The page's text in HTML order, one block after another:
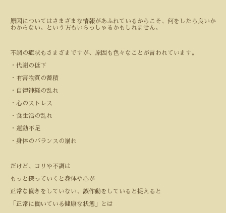
原因についてはさまざまな情報があふれているからこそ、何をしたら良いか
わからない。という方もいらっしゃるかもしれません。
不調の症状もさまざまですが、原因も色々なことが言われています。
・代謝の低下
・有害物質の蓄積
・自律神経の乱れ
・心のストレス
・食生活の乱れ
・運動不足
・身体のバランスの崩れ
だけど、コリや不調は
もっと探っていくと身体や心が
正常な働きをしていない、誤作動をしていると捉えると
「正常に働いている健康な状態」とは